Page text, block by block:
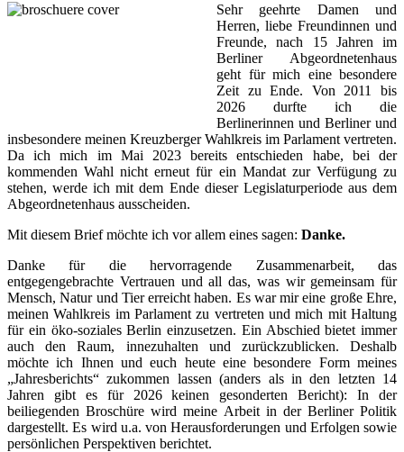
Sehr geehrte Damen und
Herren, liebe Freundinnen und
Freunde, nach 15 Jahren im
Berliner Abgeordnetenhaus
geht für mich eine besondere
Zeit zu Ende. Von 2011 bis
2026 durfte ich die
Berlinerinnen und Berliner und
insbesondere meinen Kreuzberger Wahlkreis im Parlament vertreten.
Da ich mich im Mai 2023 bereits entschieden habe, bei der
kommenden Wahl nicht erneut für ein Mandat zur Verfügung zu
stehen, werde ich mit dem Ende dieser Legislaturperiode aus dem
Abgeordnetenhaus ausscheiden.
Mit diesem Brief möchte ich vor allem eines sagen: Danke.
Danke für die hervorragende Zusammenarbeit, das
entgegengebrachte Vertrauen und all das, was wir gemeinsam für
Mensch, Natur und Tier erreicht haben. Es war mir eine große Ehre,
meinen Wahlkreis im Parlament zu vertreten und mich mit Haltung
für ein öko-soziales Berlin einzusetzen. Ein Abschied bietet immer
auch den Raum, innezuhalten und zurückzublicken. Deshalb
möchte ich Ihnen und euch heute eine besondere Form meines
„Jahresberichts“ zukommen lassen (anders als in den letzten 14
Jahren gibt es für 2026 keinen gesonderten Bericht): In der
beiliegenden Broschüre wird meine Arbeit in der Berliner Politik
dargestellt. Es wird u.a. von Herausforderungen und Erfolgen sowie
persönlichen Perspektiven berichtet.